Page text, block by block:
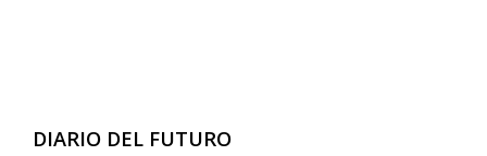
DIARIO DEL FUTURO